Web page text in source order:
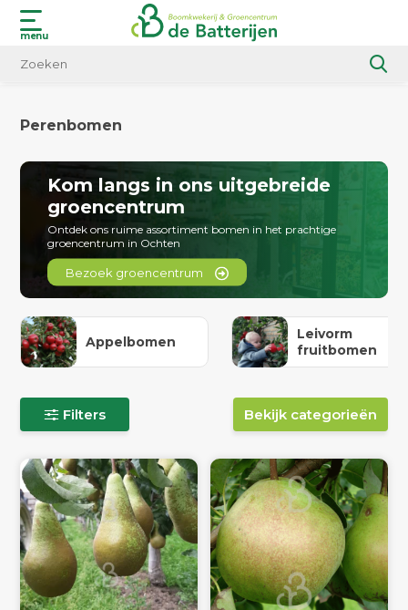
menu
Perenbomen
Kom langs in ons uitgebreide
groencentrum
Ontdek ons ruime assortiment bomen in het prachtige
groencentrum in Ochten
Bezoek groencentrum
Appelbomen
Leivorm
fruitbomen
Filters Bekijk categorieën